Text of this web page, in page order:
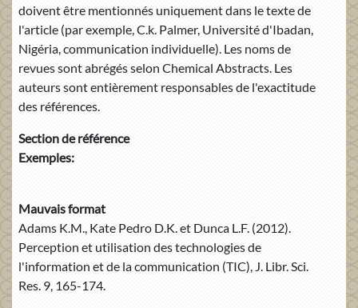
doivent être mentionnés uniquement dans le texte de
l'article (par exemple, C.k. Palmer, Université d'Ibadan,
Nigéria, communication individuelle). Les noms de
revues sont abrégés selon Chemical Abstracts. Les
auteurs sont entièrement responsables de l'exactitude
des références.
Section de référence
Exemples:
Mauvais format
Adams K.M., Kate Pedro D.K. et Dunca L.F. (2012).
Perception et utilisation des technologies de
l'information et de la communication (TIC), J. Libr. Sci.
Res. 9, 165-174.